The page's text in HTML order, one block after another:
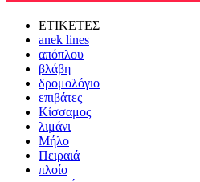
ΕΤΙΚΕΤΕΣ
anek lines
απόπλου
βλάβη
δρομολόγιο
επιβάτες
Κίσσαμος
λιμάνι
Μήλο
Πειραιά
πλοίο